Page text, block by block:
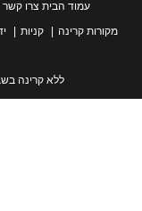
עמוד הבית צרו קשר מדריכים
קרינה
קניות ידע
ללא קרינה בשבילך 2020 - OceanWP Theme by Nick